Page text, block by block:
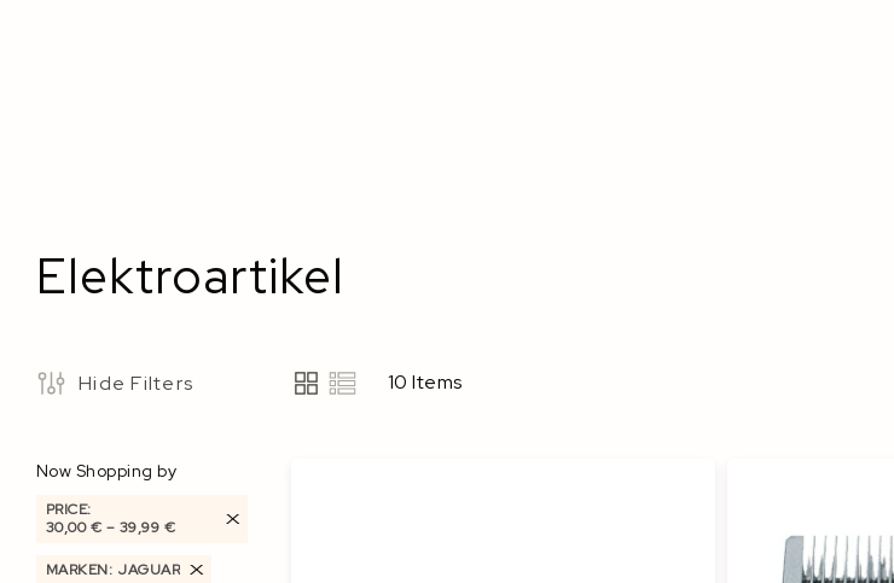
Elektroartikel
View
10 Items
Now Shopping by
PRICE
30,00 € – 39,99 €
MARKEN JAGUAR
Hide Filters